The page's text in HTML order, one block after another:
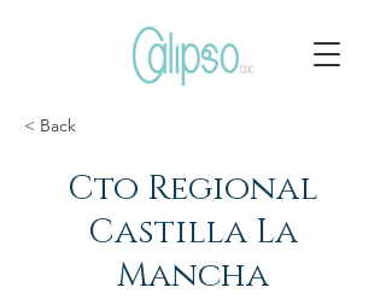
< Back
Cto Regional
Castilla La
Mancha